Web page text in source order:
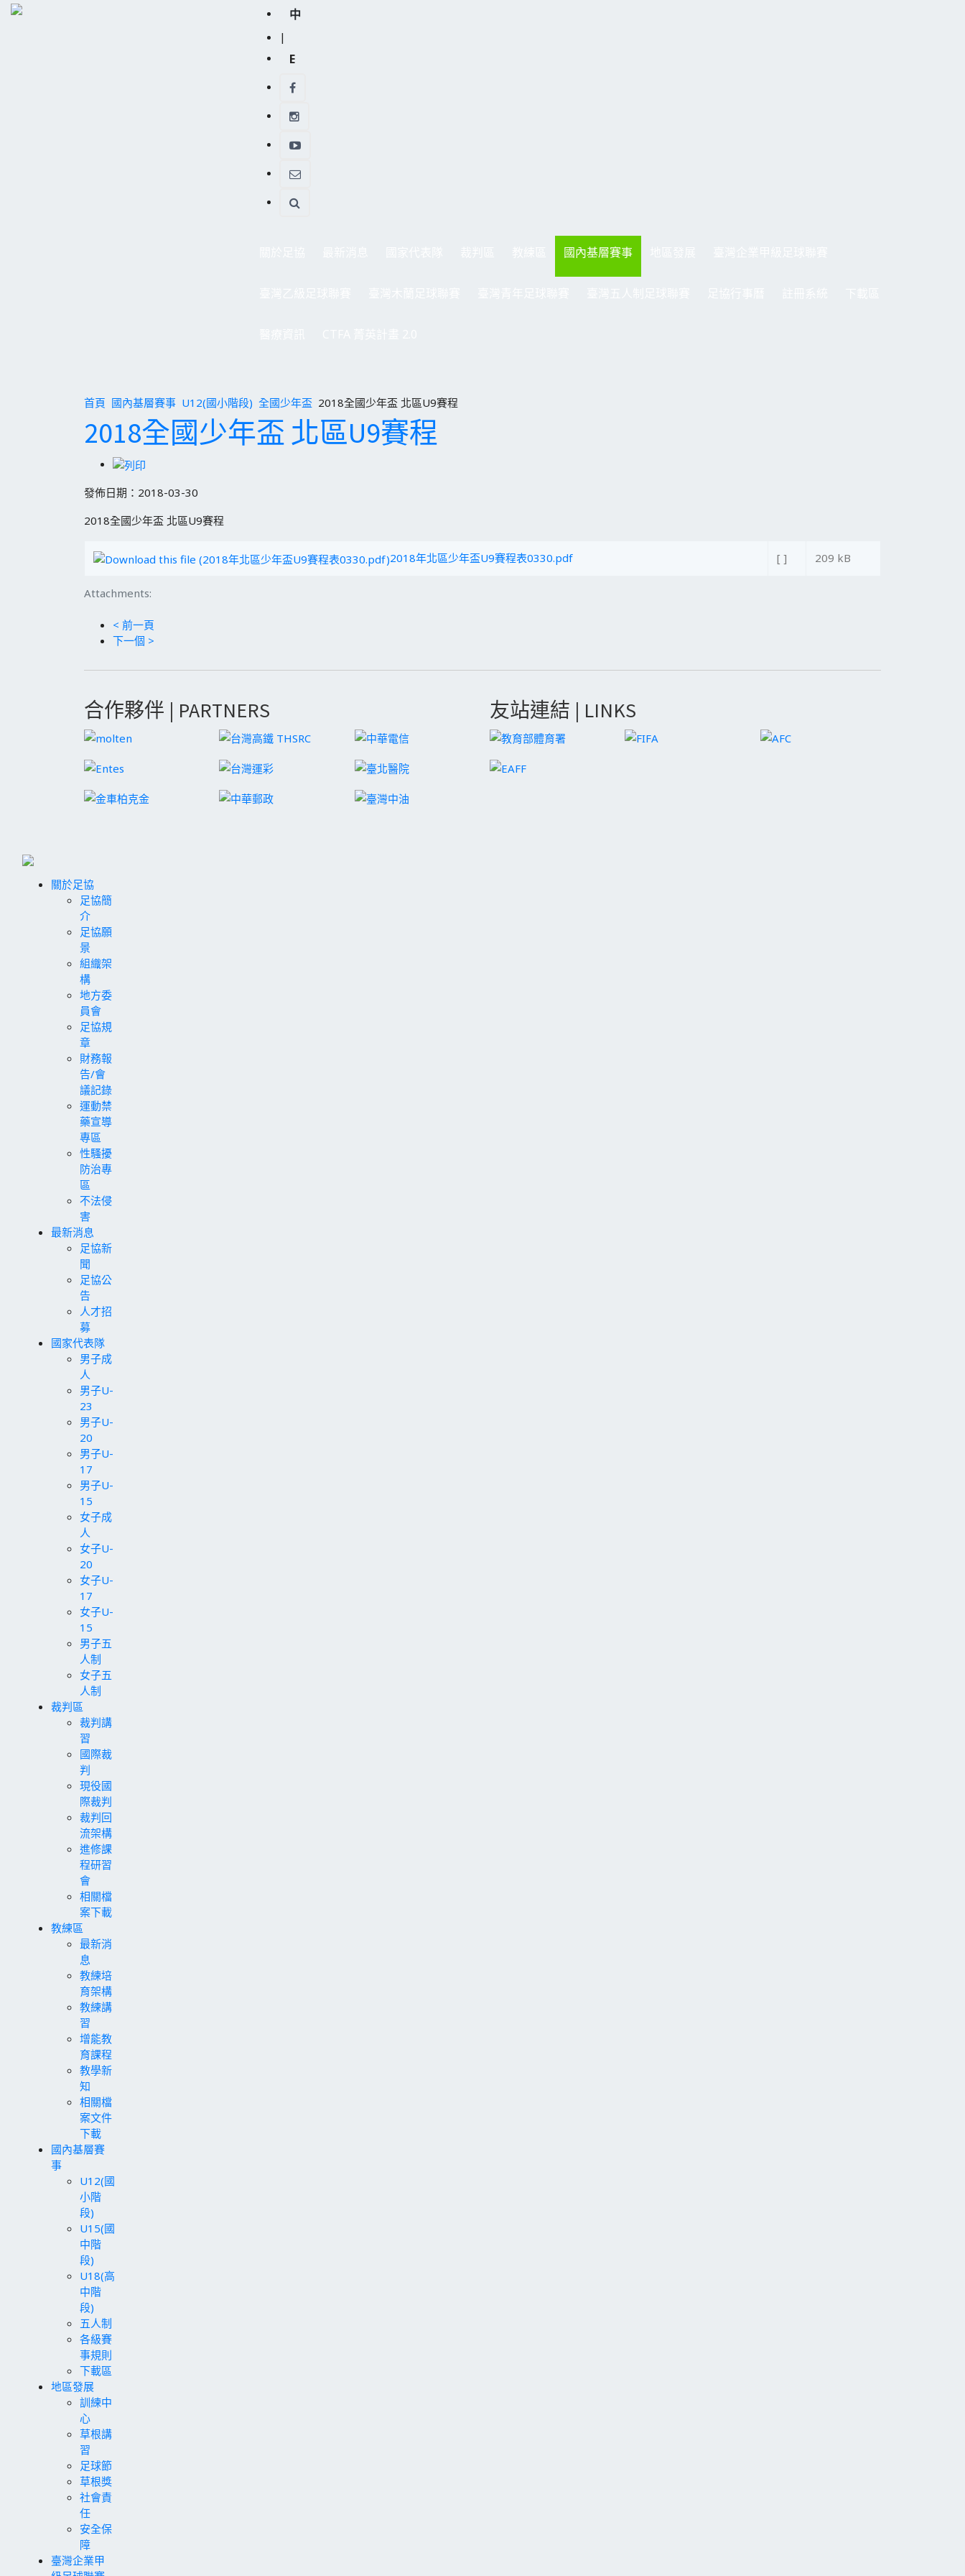
中
|
E
國內基層賽事
首頁 國內基層賽事 U12(國小階段) 全國少年盃 2018全國少年盃 北區U9賽程
2018全國少年盃 北區U9賽程
發佈日期：2018-03-30
2018全國少年盃 北區U9賽程
Attachments:
2018年北區少年盃U9賽程表0330.pdf [ ] 209 kB
< 前一頁
下一個 >
合作夥伴 | PARTNERS 友站連結 | LINKS
關於足協
足協簡
介
足協願
景
組織架
構
地方委
員會
足協規
章
財務報
告/會
議記錄
運動禁
藥宣導
專區
性騷擾
防治專
區
不法侵
害
最新消息
足協新
聞
足協公
告
人才招
募
國家代表隊
男子成
人
男子U-
23
男子U-
20
男子U-
17
男子U-
15
女子成
人
女子U-
20
女子U-
17
女子U-
15
男子五
人制
女子五
人制
裁判區
裁判講
習
國際裁
判
現役國
際裁判
裁判回
流架構
進修課
程研習
會
相關檔
案下載
教練區
最新消
息
教練培
育架構
教練講
習
增能教
育課程
教學新
知
相關檔
案文件
下載
國內基層賽
事
U12(國
小階
段)
U15(國
中階
段)
U18(高
中階
段)
五人制
各級賽
事規則
下載區
地區發展
訓練中
心
草根講
習
足球節
草根獎
社會責
任
安全保
障
臺灣企業甲